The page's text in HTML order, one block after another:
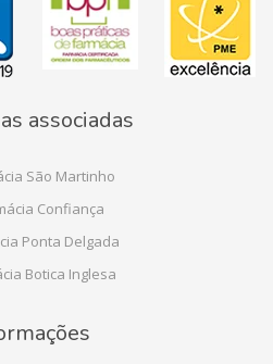
associadas
São Martinho
Confiança
Ponta Delgada
Botica Inglesa